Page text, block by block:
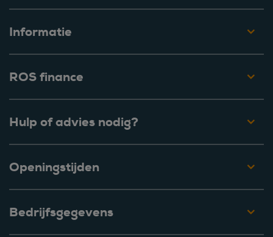
Informatie
ROS finance
Hulp of advies nodig?
Openingstijden
Bedrijfsgegevens